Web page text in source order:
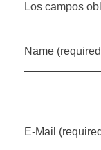
Los campos
Name
E-Mail